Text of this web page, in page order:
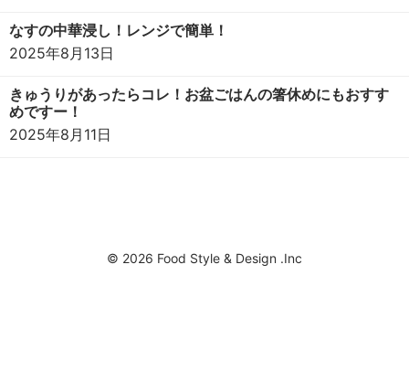
なすの中華浸し！レンジで簡単！
2025年8月13日
きゅうりがあったらコレ！お盆ごはんの箸休めにもおすす
めですー！
2025年8月11日
© 2026 Food Style & Design .Inc